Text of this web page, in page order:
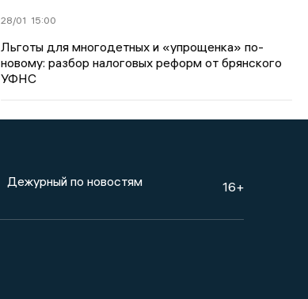
28/01 15:00
Льготы для многодетных и «упрощенка» по-
новому: разбор налоговых реформ от брянского
УФНС
Дежурный по новостям 16+